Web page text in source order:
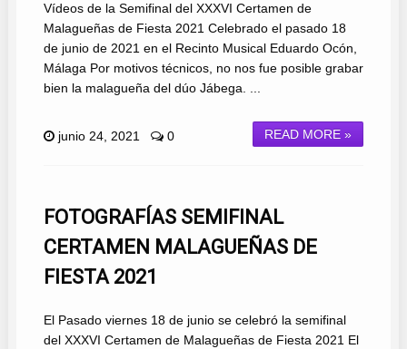
Vídeos de la Semifinal del XXXVI Certamen de
Malagueñas de Fiesta 2021 Celebrado el pasado 18
de junio de 2021 en el Recinto Musical Eduardo Ocón,
Málaga Por motivos técnicos, no nos fue posible grabar
bien la malagueña del dúo Jábega. ...
READ MORE »
junio 24, 2021 0
FOTOGRAFÍAS SEMIFINAL
CERTAMEN MALAGUEÑAS DE
FIESTA 2021
El Pasado viernes 18 de junio se celebró la semifinal
del XXXVI Certamen de Malagueñas de Fiesta 2021 El